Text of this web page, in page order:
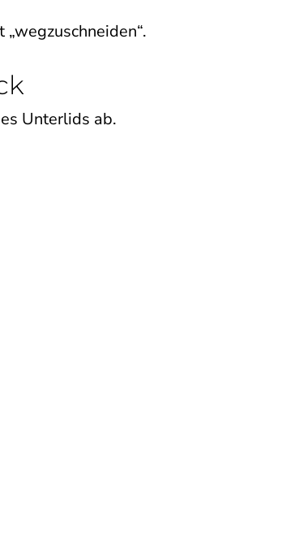
„wegzuschneiden“.
Unterlids ab.